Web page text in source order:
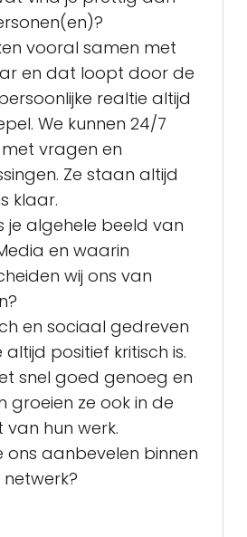
vooral samen met
en dat loopt door de
realtie altijd
We kunnen 24/7
vragen en
Ze staan altijd
klaar.
je algehele beeld van
en waarin
wij ons van
en sociaal gedreven
positief kritisch is.
snel goed genoeg en
groeien ze ook in de
van hun werk.
ons aanbevelen binnen